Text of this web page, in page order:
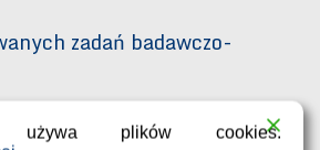
zadań badawczo-
na realizację zadań badawczo-
naukowców na Wydziale
plików cookies.